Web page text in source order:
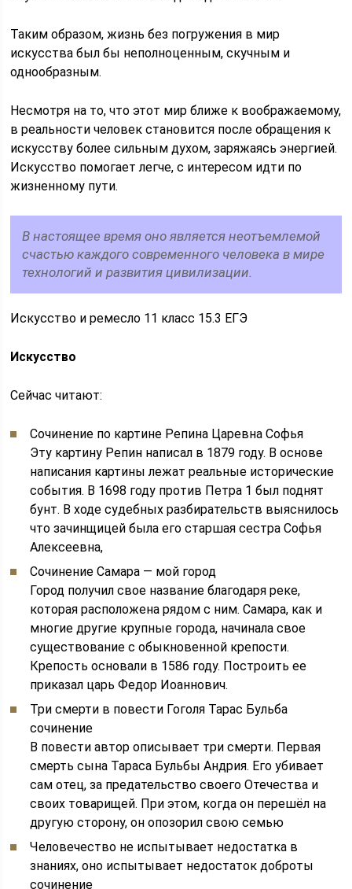
Таким образом, жизнь без погружения в мир
искусства был бы неполноценным, скучным и
однообразным.
Несмотря на то, что этот мир ближе к воображаемому,
в реальности человек становится после обращения к
искусству более сильным духом, заряжаясь энергией.
Искусство помогает легче, с интересом идти по
жизненному пути.
В настоящее время оно является неотъемлемой
счастью каждого современного человека в мире
технологий и развития цивилизации.
Искусство и ремесло 11 класс 15.3 ЕГЭ
Искусство
Сейчас читают:
Сочинение по картине Репина Царевна Софья
Эту картину Репин написал в 1879 году. В основе
написания картины лежат реальные исторические
события. В 1698 году против Петра 1 был поднят
бунт. В ходе судебных разбирательств выяснилось
что зачинщицей была его старшая сестра Софья
Алексеевна,
Сочинение Самара — мой город
Город получил свое название благодаря реке,
которая расположена рядом с ним. Самара, как и
многие другие крупные города, начинала свое
существование с обыкновенной крепости.
Крепость основали в 1586 году. Построить ее
приказал царь Федор Иоаннович.
Три смерти в повести Гоголя Тарас Бульба
сочинение
В повести автор описывает три смерти. Первая
смерть сына Тараса Бульбы Андрия. Его убивает
сам отец, за предательство своего Отечества и
своих товарищей. При этом, когда он перешёл на
другую сторону, он опозорил свою семью
Человечество не испытывает недостатка в
знаниях, оно испытывает недостаток доброты
сочинение